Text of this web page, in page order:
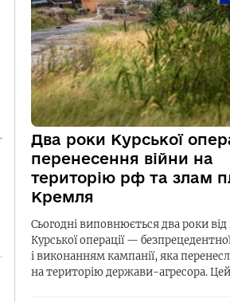
Два роки Курської
перенесення війни на
територію рф та злам
Кремля
Сьогодні виповнюється два роки
Курської операції —
і виконанням кампанії, яка
на територію держави-агресора.